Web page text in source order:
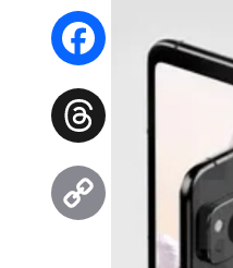
WhatsApp
Facebook
Threads